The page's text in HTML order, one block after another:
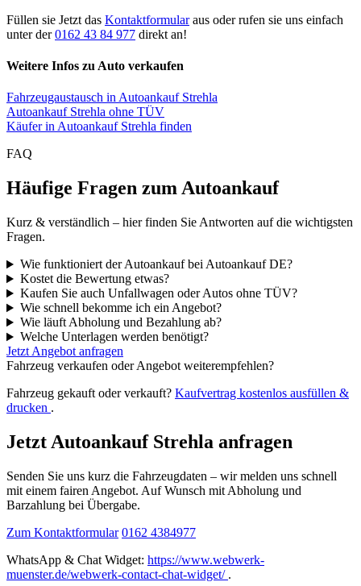
Füllen sie Jetzt das Kontaktformularaus oder rufen sie uns einfach
unter der0162 43 84 977 direkt an!
Weitere Infos zu Auto verkaufen
Fahrzeugaustausch in Autoankauf Strehla
Autoankauf Strehla ohne TÜV
Käufer in Autoankauf Strehla finden
FAQ
Häufige Fragen zum Autoankauf
Kurz & verständlich – hier finden Sie Antworten auf die wichtigsten
Fragen.
Wie funktioniert der Autoankauf bei Autoankauf DE?
Kostet die Bewertung etwas?
Kaufen Sie auch Unfallwagen oder Autos ohne TÜV?
Wie schnell bekomme ich ein Angebot?
Wie läuft Abholung und Bezahlung ab?
Welche Unterlagen werden benötigt?
Jetzt Angebot anfragen
Fahrzeug verkaufen oder Angebot weiterempfehlen?
Fahrzeug gekauft oder verkauft? Kaufvertrag kostenlos ausfüllen &
drucken .
Jetzt Autoankauf Strehla anfragen
Senden Sie uns kurz die Fahrzeugdaten – wir melden uns schnell
mit einem fairen Angebot. Auf Wunsch mit Abholung und
Barzahlung bei Übergabe.
Zum Kontaktformular 0162 4384977
WhatsApp & Chat Widget: https://www.webwerk-
muenster.de/webwerk-contact-chat-widget/ .